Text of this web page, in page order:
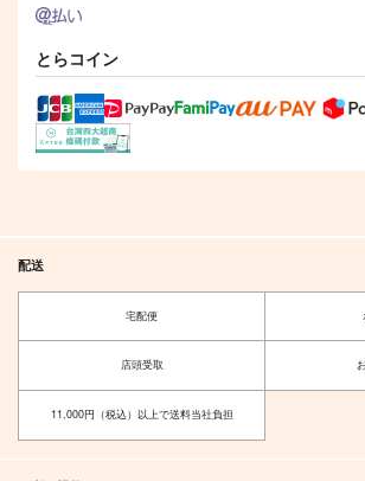
ミスラ×ルチル
作品詳細
ミスラ×オーエン
月と星の夜話に赤いリ
ボンを
魔法使いの約束
ミスラ×真木晶♂
とらコイン
配送
宅配便
店頭受取
11,000円（税込）以上で送料当社負担